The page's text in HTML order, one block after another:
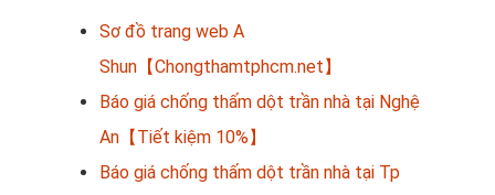
Sơ đồ trang web A
Shun【Chongthamtphcm.net】
Báo giá chống thấm dột trần nhà tại Nghệ
An【Tiết kiệm 10%】
Báo giá chống thấm dột trần nhà tại Tp